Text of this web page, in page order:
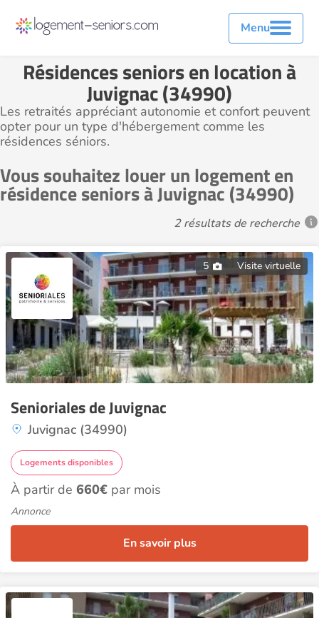
Menu
Résidences seniors en location à
Juvignac (34990)
Les retraités appréciant autonomie et confort peuvent
opter pour un type d'hébergement comme les
résidences séniors.
Vous souhaitez louer un logement en
résidence seniors à Juvignac (34990)
2 résultats de recherche
5 Visite virtuelle
Senioriales de Juvignac
Juvignac (34990)
Logements disponibles
À partir de 660€ par mois
Annonce
En savoir plus